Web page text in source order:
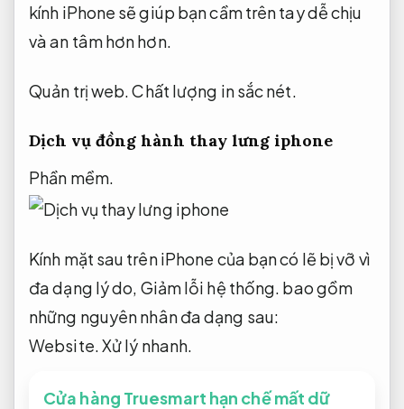
kính iPhone sẽ giúp bạn cầm trên tay dễ chịu
và an tâm hơn hơn.
Quản trị web.Chất lượng in sắc nét.
Dịch vụ đồng hành thay lưng iphone
Phần mềm.
Kính mặt sau trên iPhone của bạn có lẽ bị vỡ vì
đa dạng lý do, Giảm lỗi hệ thống. bao gồm
những nguyên nhân đa dạng sau:
Website.Xử lý nhanh.
Cửa hàng Truesmart hạn chế mất dữ